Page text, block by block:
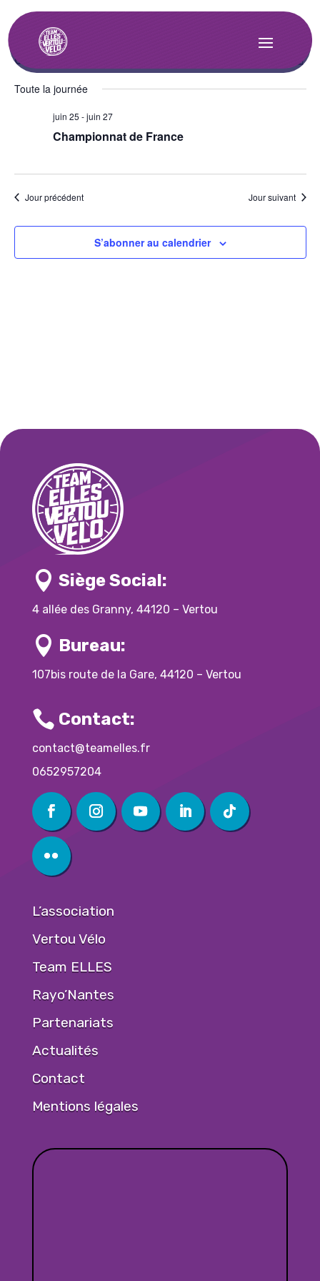
et
Recherche
de
Jour
6/27/2026
Sélectionnez
une
Toute la journée
juin 25 -juin 27
Championnat de France
Jour précédent Jour suivant
S’abonner au calendrier
 Siège Social:
4 allée des Granny, 44120 – Vertou
 Bureau:
107bis route de la Gare, 44120 – Vertou
 Contact:
contact@teamelles.fr
0652957204
L’association
Vertou Vélo
Team ELLES
Rayo’Nantes
Partenariats
Actualités
Contact
Mentions légales